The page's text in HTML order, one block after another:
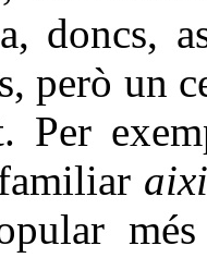
doncs,
però un
Per